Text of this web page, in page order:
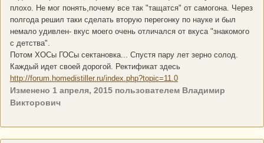
плохо. Не мог понять,почему все так "тащатся" от самогона. Через
полгода решил таки сделать вторую перегонку по науке и был
немало удивлен- вкус моего очень отличался от вкуса "знакомого
с детства".
Потом ХОСы ГОСы сектановка... Спустя пару лет зерно солод.
Каждый идет своей дорогой. Ректификат здесь
http://forum.homedistiller.ru/index.php?topic=11.0
Изменено 1 апреля, 2015 пользователем Владимир
Викторович